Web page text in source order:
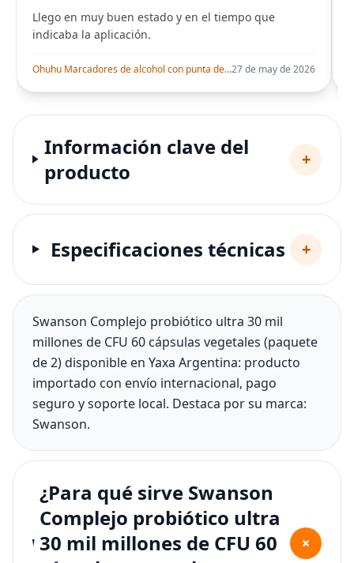
Llego en muy buen estado y en el tiempo que
indicaba la aplicación.
Ohuhu Marcadores de alcohol con punta de pincel – Juego de marcadores artísticos de doble punta con certificación AP para artistas adultos27 de may de 2026
Información clave del
producto
+
Especificaciones técnicas +
Swanson Complejo probiótico ultra 30 mil
millones de CFU 60 cápsulas vegetales (paquete
de 2) disponible en Yaxa Argentina: producto
importado con envío internacional, pago
seguro y soporte local. Destaca por su marca:
Swanson.
¿Para qué sirve Swanson
Complejo probiótico ultra
30 mil millones de CFU 60
+